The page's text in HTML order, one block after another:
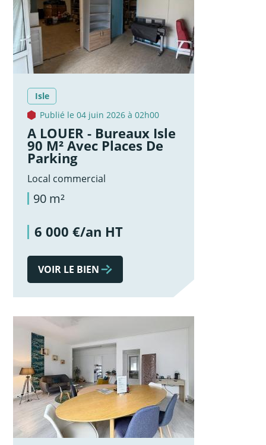
Isle
Publié le 04 juin 2026 à 02h00
A LOUER - Bureaux Isle
90 M² Avec Places De
Parking
Local commercial
90 m²
6 000 €/an HT
VOIR LE BIEN